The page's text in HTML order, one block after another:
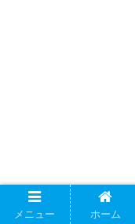
メニュー ホーム